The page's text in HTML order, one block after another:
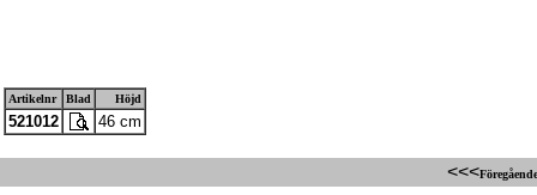
Artikelnr Blad Höjd
521012 46 cm
<<<